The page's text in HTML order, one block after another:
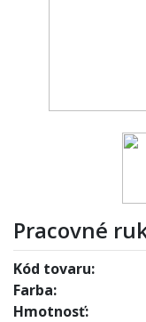
Pracovné
Kód tovaru:
Farba:
Hmotnosť: